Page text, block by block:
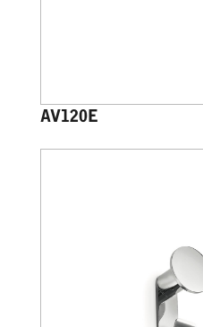
AV120E